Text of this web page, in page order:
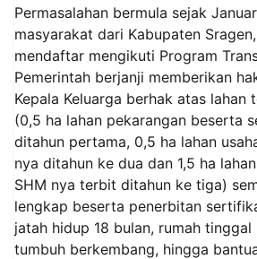
Permasalahan bermula sejak
masyarakat dari Kabupaten
mendaftar mengikuti Program
Pemerintah berjanji memberikan
Kepala Keluarga berhak atas lahan
(0,5 ha lahan pekarangan beserta
ditahun pertama, 0,5 ha lahan
nya ditahun ke dua dan 1,5 ha
SHM nya terbit ditahun ke tiga)
lengkap beserta penerbitan
jatah hidup 18 bulan, rumah
tumbuh berkembang, hingga